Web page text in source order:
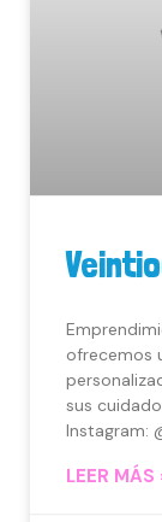
ofrecemos
sus
Instagram:
LEER MÁS